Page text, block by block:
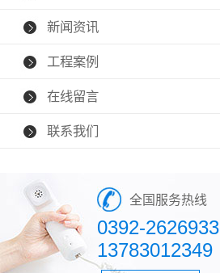
新闻资讯
工程案例
在线留言
联系我们
全国服务热线
0392-2626933
13783012349